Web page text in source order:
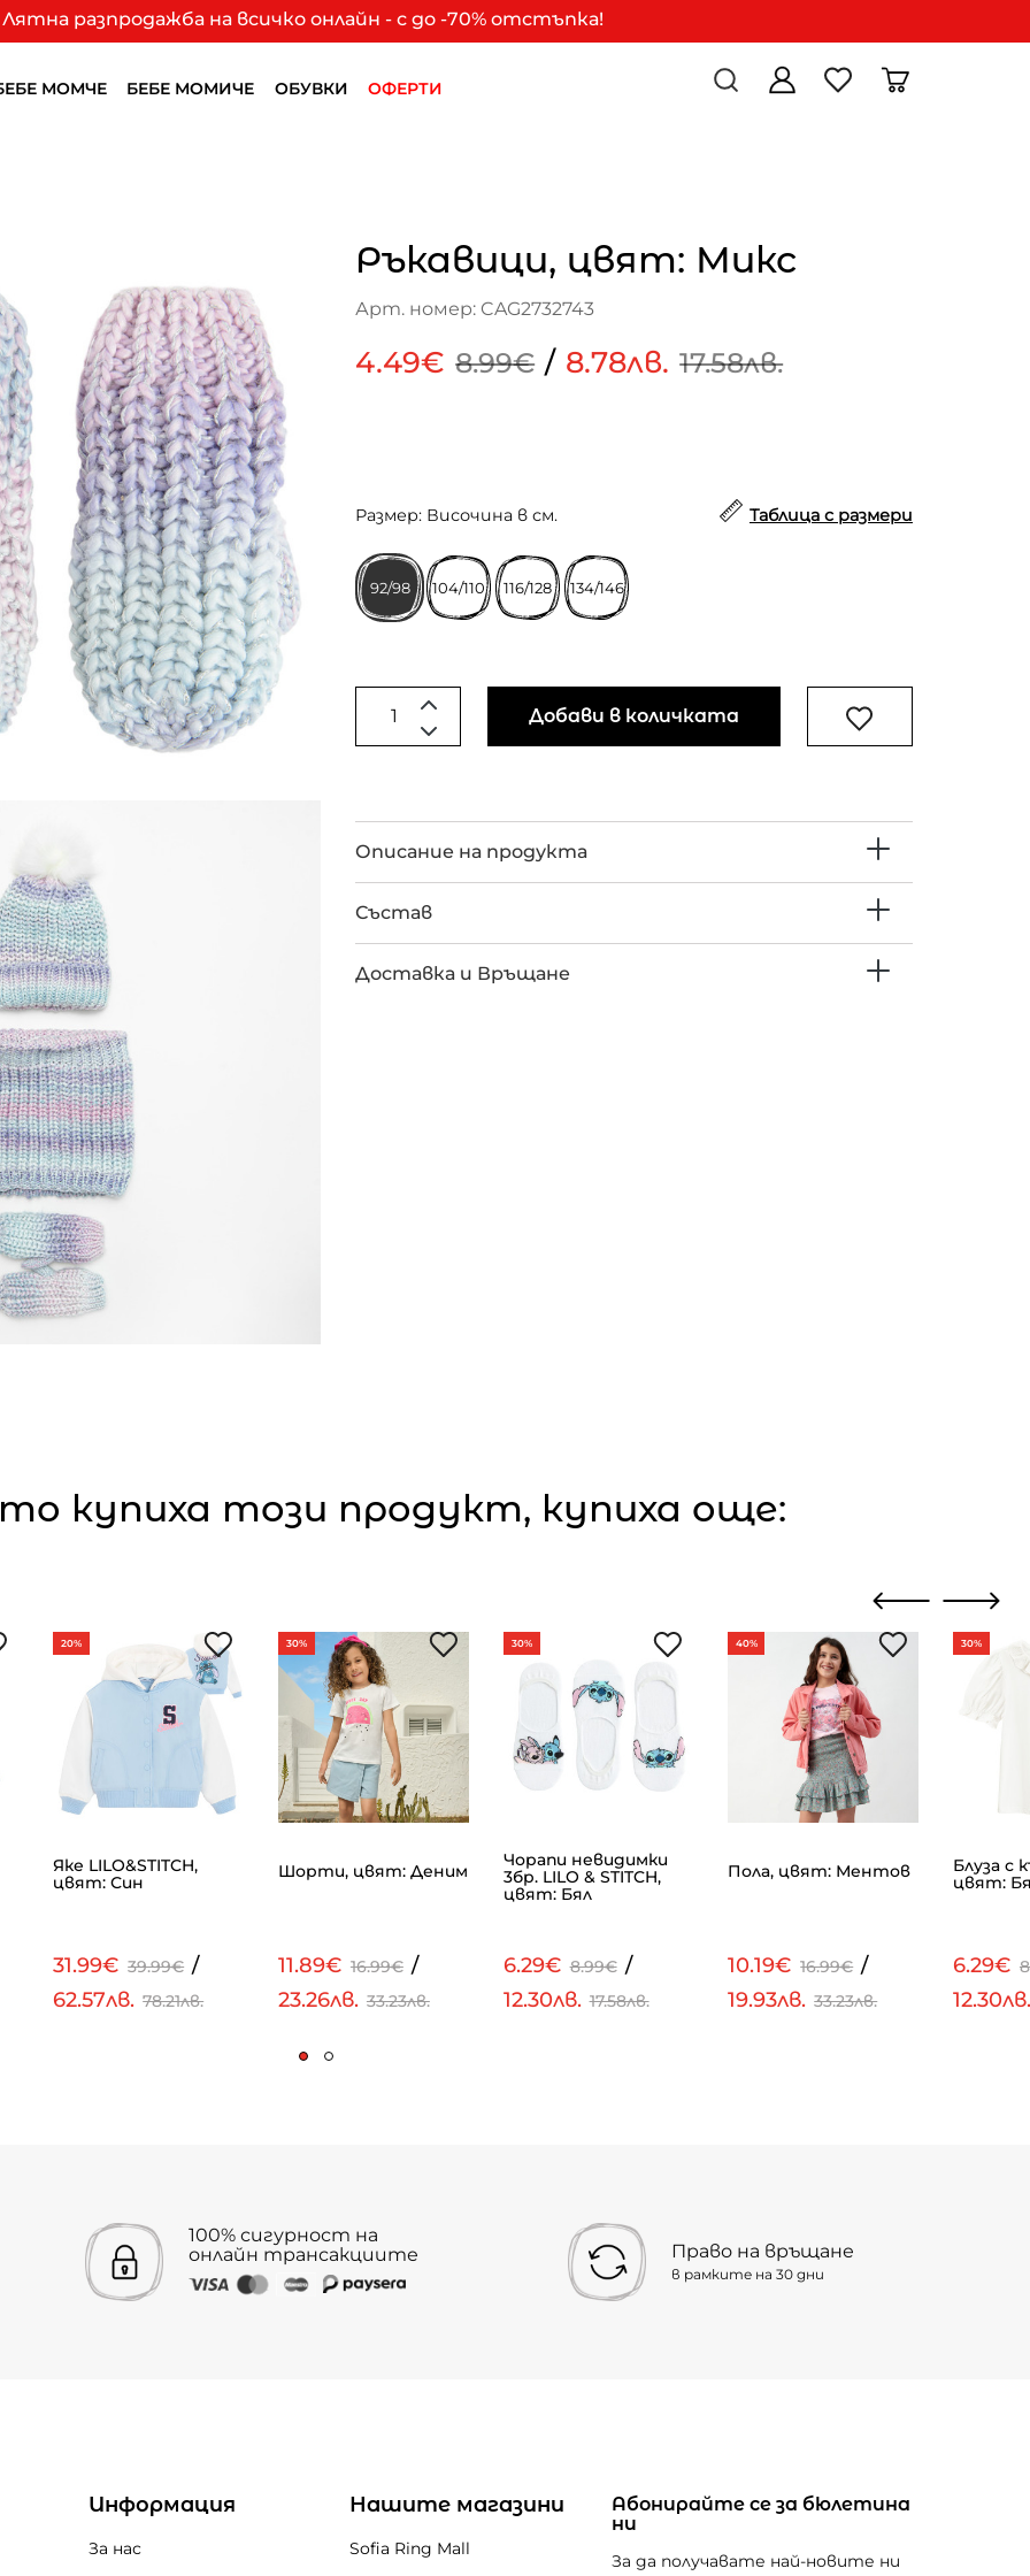
разпродажба на всичко онлайн - с до -70% отстъпка!
МОМЧЕ БЕБЕ МОМИЧЕ ОБУВКИ ОФЕРТИ
Ръкавици, цвят: Микс
Арт. номер: CAG2732743
4.49€ 8.99€ / 8.78лв. 17.58лв.
Размер: Височина в см. Таблица с размери
92/98 104/110 116/128 134/146
Добави в количката
Описание на продукта
Състав
Доставка и Връщане
купиха този продукт, купиха още:
20%
Яке LILO&STITCH,
цвят: Син
31.99€ 39.99€ /
62.57лв. 78.21лв.
30%
Шорти, цвят: Деним
11.89€ 16.99€ /
23.26лв. 33.23лв.
30%
Чорапи невидимки
3бр. LILO & STITCH,
цвят: Бял
6.29€ 8.99€ /
12.30лв. 17.58лв.
40%
Пола, цвят: Ментов
10.19€ 16.99€ /
19.93лв. 33.23лв.
30%
Блуза с
цвят:
6.29€
100% сигурност на
онлайн трансакциите
Право на връщане
в рамките на 30 дни
Информация
За нас
Нашите магазини
Sofia Ring Mall
Абонирайте се за бюлетина
ни
За да получавате най-новите ни